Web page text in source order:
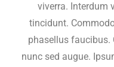
viverra. Interdum
tincidunt.
phasellus faucibus.
nunc sed augue.